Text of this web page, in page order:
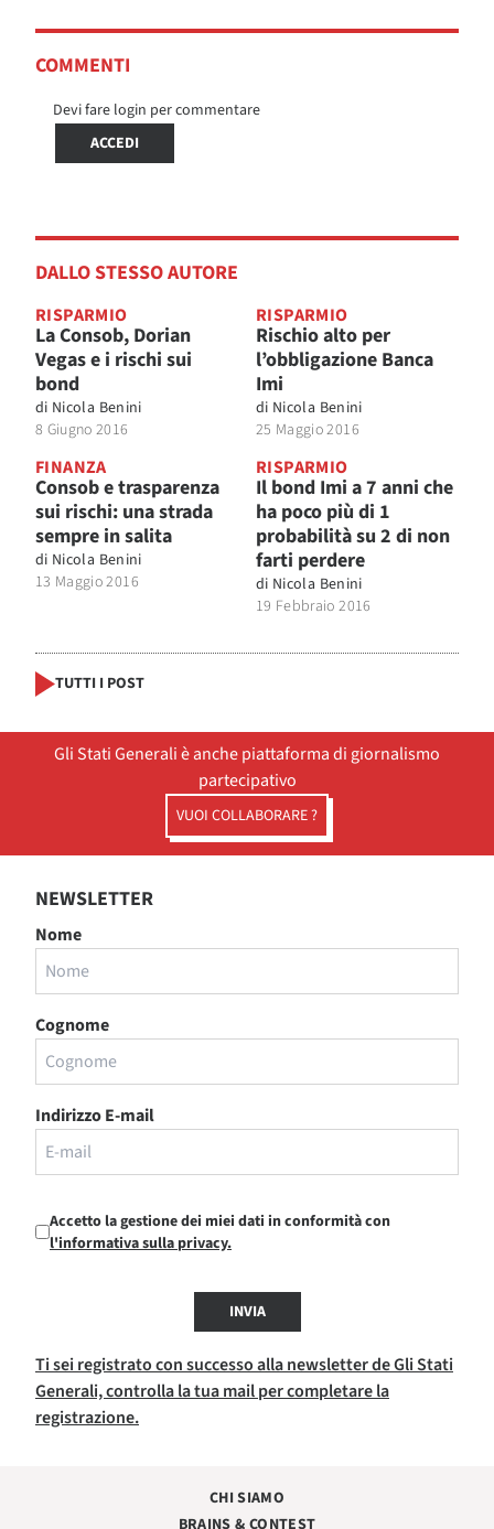
COMMENTI
Devi fare login per commentare
ACCEDI
DALLO STESSO AUTORE
RISPARMIO
La Consob, Dorian
Vegas e i rischi sui
bond
di Nicola Benini
8 Giugno 2016
RISPARMIO
Rischio alto per
l’obbligazione Banca
Imi
di Nicola Benini
25 Maggio 2016
FINANZA
Consob e trasparenza
sui rischi: una strada
sempre in salita
di Nicola Benini
13 Maggio 2016
RISPARMIO
Il bond Imi a 7 anni che
ha poco più di 1
probabilità su 2 di non
farti perdere
di Nicola Benini
19 Febbraio 2016
TUTTI I POST
Gli Stati Generali è anche piattaforma di giornalismo
partecipativo
VUOI COLLABORARE ?
NEWSLETTER
Nome
Cognome
Indirizzo E-mail
Accetto la gestione dei miei dati in conformità con
l'informativa sulla privacy.
INVIA
Ti sei registrato con successo alla newsletter de Gli Stati
Generali, controlla la tua mail per completare la
registrazione.
CHI SIAMO
BRAINS & CONTEST